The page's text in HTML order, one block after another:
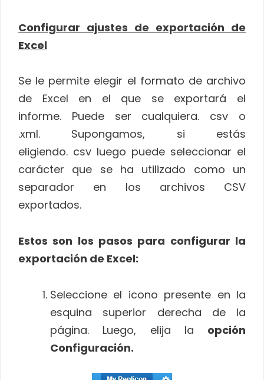
Configurar ajustes de exportación de
Excel
Se le permite elegir el formato de archivo
de Excel en el que se exportará el
informe. Puede ser cualquiera. csv o
.xml. Supongamos, si estás
eligiendo. csv luego puede seleccionar el
carácter que se ha utilizado como un
separador en los archivos CSV
exportados.
Estos son los pasos para configurar la
exportación de Excel:
Seleccione el icono presente en la
esquina superior derecha de la
página. Luego, elija la opción
Configuración.